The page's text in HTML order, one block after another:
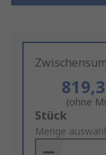
(ohne
Add
to
Basket
Stück
Menge